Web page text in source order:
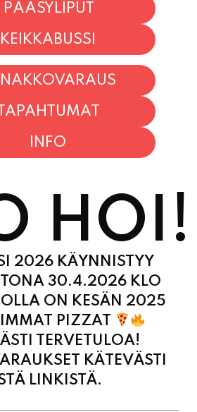
PÄÄSYLIPUT
KEIKKABUSSI
INFO
HOI!
2026 KÄYNNISTYY
30.4.2026 KLO
ON KESÄN 2025
PIZZAT
TERVETULOA!
KÄTEVÄSTI
LINKISTÄ.